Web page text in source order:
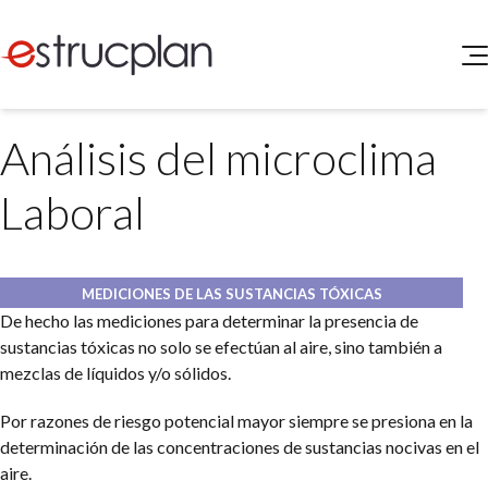
SERVICIOS
Medio Ambiente
INGRESAR
Buscador de Legislación
Matriz Premium
Matriz Profesional
Análisis del microclima
Laboral
MEDICIONES DE LAS SUSTANCIAS TÓXICAS
De hecho las mediciones para determinar la presencia de
sustancias tóxicas no solo se efectúan al aire, sino también a
mezclas de líquidos y/o sólidos.
Por razones de riesgo potencial mayor siempre se presiona en la
determinación de las concentraciones de sustancias nocivas en el
aire.